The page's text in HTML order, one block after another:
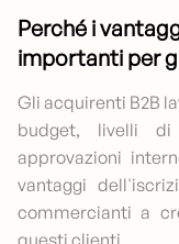
Perché i
importanti per
Gli acquirenti B2B
budget, livelli
approvazioni
vantaggi
commercianti a